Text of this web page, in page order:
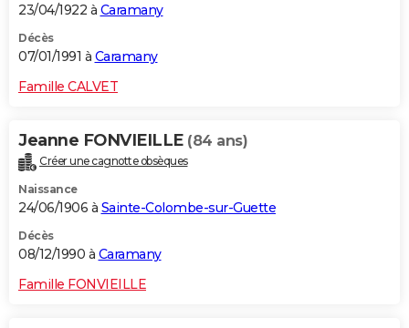
23/04/1922 à Caramany
Décès
07/01/1991 à Caramany
Famille CALVET
Jeanne FONVIEILLE (84 ans)
Créer une cagnotte obsèques
Naissance
24/06/1906 à Sainte-Colombe-sur-Guette
Décès
08/12/1990 à Caramany
Famille FONVIEILLE